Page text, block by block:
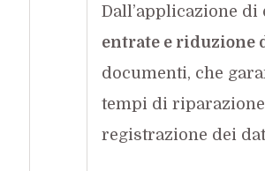
Dall’applicazione
entrate e riduzione
documenti, che
tempi di
registrazione dei